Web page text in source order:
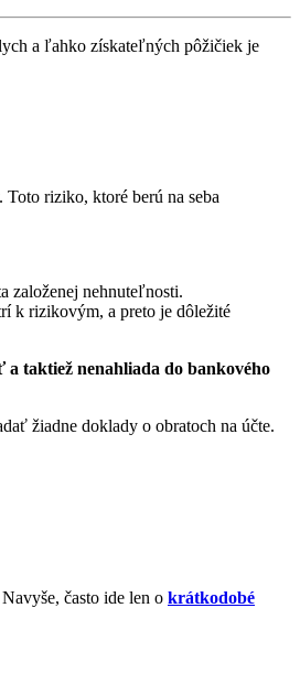
a ľahko získateľných pôžičiek je
riziko, ktoré berú na seba
založenej nehnuteľnosti.
k rizikovým, a preto je dôležité
taktiež nenahliada do bankového
žiadne doklady o obratoch na účte.
často ide len o krátkodobé